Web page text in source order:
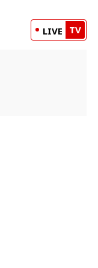
LIVE TV